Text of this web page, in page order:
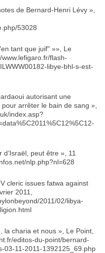
de Bernard-Henri Lévy »,
53028
tant que juif" »», Le
flash-
libye-bhl-s-est-
autorisant une
arrêter le bain de sang »,
index.asp?
peut être », 11
nlp.php?nl=628
cleric issues fatwa against
2011,
2011/02/libya-
la charia et nous », Le Point,
editos-du-point/bernard-
03-11-2011-1392125_69.php